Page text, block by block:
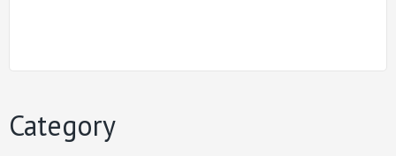
Category